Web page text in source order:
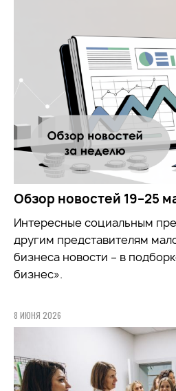
Обзор новостей 19–25
Интересные социальным
другим представителям
бизнеса новости – в
бизнес».
8 ИЮНЯ 2026